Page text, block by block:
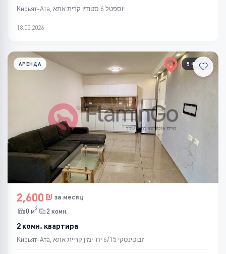
Кирьят-Ата, יוספטל 6 סטודיו קרית אתא
18.05.2026
5 ФОТО
АРЕНДА
2,600
за месяц
0 м2 2 комн.
2 комн. квартира
Кирьят-Ата, זבוטינסקי 6/15 יח' ימין קריית אתא